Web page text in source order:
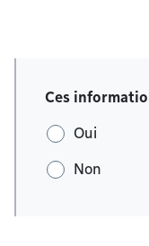
Ces
Oui
Non